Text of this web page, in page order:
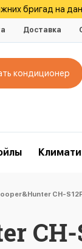
бригад на
Доставка
кондиционер
CH-
CH-